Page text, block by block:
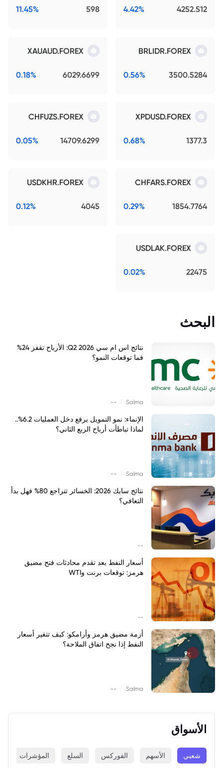
4252.512
4.42%
598
11.45%
BRLIDR.FOREX
3500.5284
0.56%
XAUAUD.FOREX
6029.6699
0.18%
XPDUSD.FOREX
1377.3
0.68%
CHFUZS.FOREX
14709.6299
0.05%
CHFARS.FOREX
1854.7764
0.29%
USDKHR.FOREX
4045
0.12%
USDLAK.FOREX
22475
0.02%
البحث
نتائج اس ام سي Q2 2026: الأرباح تقفز 24%
فما توقعات النمو؟
Salma
--
الإنماء: نمو التمويل يرفع دخل العمليات 6.2%..
لماذا تباطأت أرباح الربع الثاني؟
Salma
--
نتائج سابك 2026: الخسائر تتراجع 80% فهل بدأ
التعافي؟
--
أسعار النفط بعد تقدم محادثات فتح مضيق
هرمز: توقعات برنت وWTI
--
أزمة مضيق هرمز وأرامكو: كيف تتغير أسعار
النفط إذا نجح اتفاق الملاحة؟
Salma
--
الأسواق
شعبي الأسهم الفوركس السلع المؤشرات